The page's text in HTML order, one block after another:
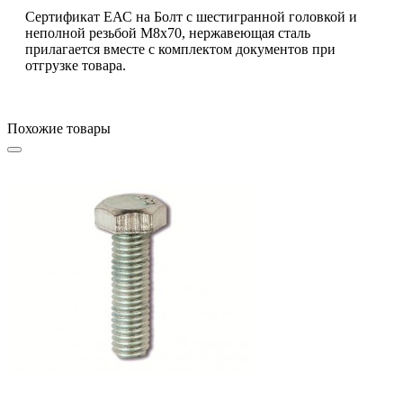
Сертификат ЕАС на Болт с шестигранной головкой и
неполной резьбой М8х70, нержавеющая сталь
прилагается вместе с комплектом документов при
отгрузке товара.
Похожие товары